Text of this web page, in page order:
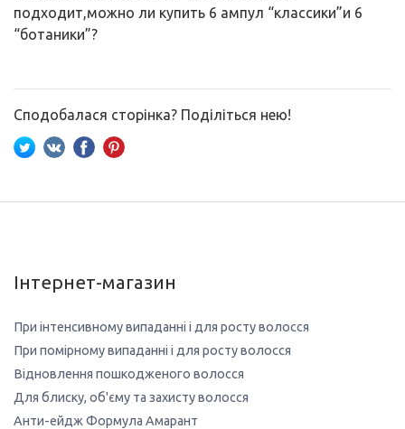
подходит,можно ли купить 6 ампул “классики”и 6
“ботаники”?
Сподобалася сторінка? Поділіться нею!
Інтернет-магазин
При інтенсивному випаданні і для росту волосся
При помірному випаданні і для росту волосся
Відновлення пошкодженого волосся
Для блиску, об'єму та захисту волосся
Анти-ейдж Формула Амарант